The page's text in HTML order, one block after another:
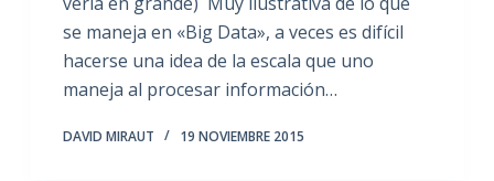
se maneja en «Big Data», a veces es difícil
hacerse una idea de la escala que uno
maneja al procesar información…
DAVID MIRAUT 19 NOVIEMBRE 2015